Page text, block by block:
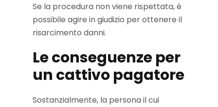
Se la procedura non viene rispettata, è
possibile agire in giudizio per ottenere il
risarcimento danni.
Le conseguenze per
un cattivo pagatore
Sostanzialmente, la persona il cui